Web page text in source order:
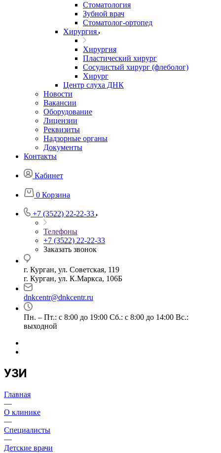
Стоматология
Зубной врач
Стоматолог-ортопед
Хирургия
Хирургия
Пластический хирург
Сосудистый хирург (флеболог)
Хирург
Центр слуха ДНК
Новости
Вакансии
Оборудование
Лицензии
Реквизиты
Надзорные органы
Документы
Контакты
Кабинет
0 Корзина
+7 (3522) 22-22-33
Телефоны
+7 (3522) 22-22-33
Заказать звонок
г. Курган, ул. Советская, 119
г. Курган, ул. К.Маркса, 106Б
dnkcentr@dnkcentr.ru
Пн. – Пт.: с 8:00 до 19:00 Сб.: с 8:00 до 14:00 Вс.:
выходной
УЗИ
Главная
—
О клинике
—
Специалисты
—
Детские врачи